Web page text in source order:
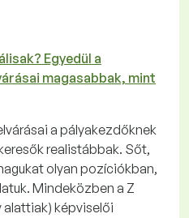
Egyedül a
magasabbak, mint
a pályakezdőknek
realistábbak. Sőt,
olyan pozíciókban,
Mindeközben a Z
alattiak) képviselői